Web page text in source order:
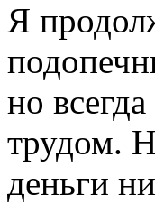
Я
но
трудом.
деньги